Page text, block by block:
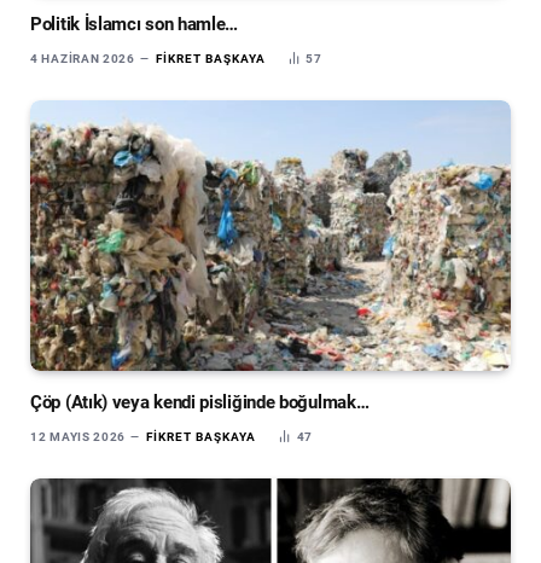
Politik İslamcı son hamle…
4 HAZIRAN 2026 FIKRET BAŞKAYA 57
Çöp (Atık) veya kendi pisliğinde boğulmak…
12 MAYIS 2026 FIKRET BAŞKAYA 47